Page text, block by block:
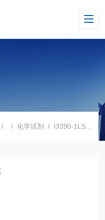
/ /化学试剂 / I3390-1LSigma IMDM培养基